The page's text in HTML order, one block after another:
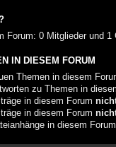
Forum: 0 Mitglieder und 1
IN DIESEM FORUM
Themen in diesem
zu Themen in
in diesem Forum
in diesem Forum
in diesem